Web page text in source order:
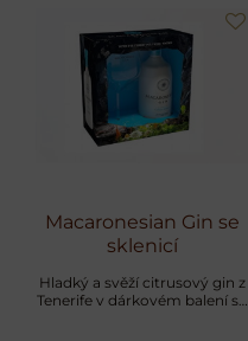
Macaronesian Gin se
sklenicí
Hladký a svěží citrusový gin z
Tenerife v dárkovém balení se